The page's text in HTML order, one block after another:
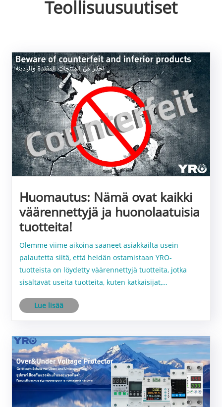
Teollisuusuutiset
Huomautus: Nämä ovat kaikki
väärennettyjä ja huonolaatuisia
tuotteita!
Olemme viime aikoina saaneet asiakkailta usein
palautetta siitä, että heidän ostamistaan ​​YRO-
tuotteista on löydetty väärennettyjä tuotteita, jotka
sisältävät useita tuotteita, kuten katkaisijat,
Lue lisää